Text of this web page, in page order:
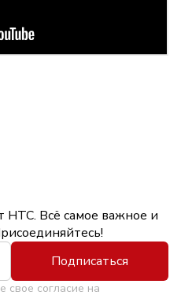
НТС. Всё самое важное и
Подписаться
свое согласие на